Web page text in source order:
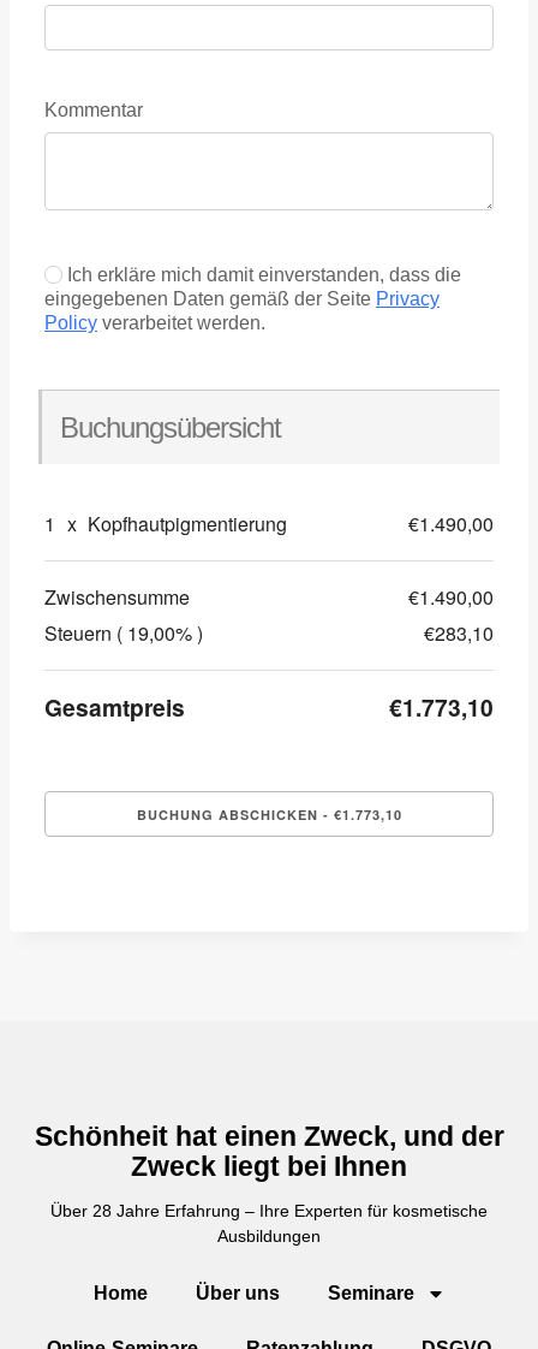
Kommentar
Ich erkläre mich damit einverstanden, dass die
eingegebenen Daten gemäß der Seite Privacy
Policy verarbeitet werden.
Buchungsübersicht
1 x Kopfhautpigmentierung €1.490,00
Zwischensumme
€1.490,00
Steuern ( 19,00% )
€283,10
Gesamtpreis €1.773,10
Schönheit hat einen Zweck, und der
Zweck liegt bei Ihnen
Über 28 Jahre Erfahrung – Ihre Experten für kosmetische
Ausbildungen
Home Über uns Seminare